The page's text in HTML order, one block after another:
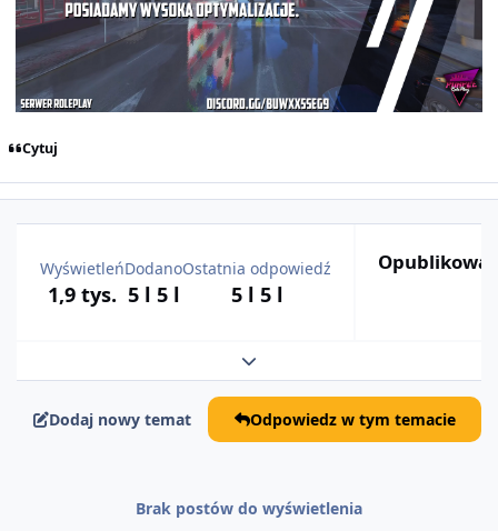
Cytuj
Wyświetleń
1,9 tys.
Dodano
5 l 5 l
Ostatnia odpowiedź
5 l 5 l
Rozwiń podsumowanie tematu
Dodaj nowy temat Odpowiedz w tym temacie
Brak postów do wyświetlenia